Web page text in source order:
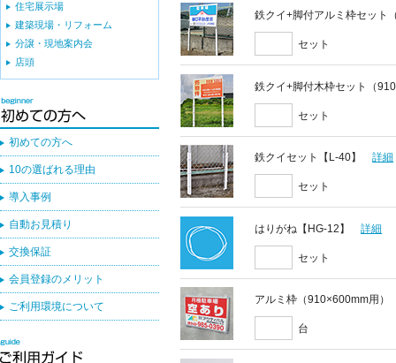
鉄クイ+脚付アルミ枠セット
セット
鉄クイ+脚付木枠セット（
セット
鉄クイセット【L-40】 詳細
セット
はりがね【HG-12】 詳細
セット
アルミ枠（910×600mm用）
台
住宅展示場
建築現場・リフォーム
分譲・現地案内会
店頭
初めての方へ
10の選ばれる理由
導入事例
自動お見積り
交換保証
会員登録のメリット
ご利用環境について